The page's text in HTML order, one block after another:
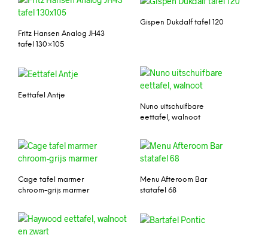
Fritz Hansen Analog JH43
tafel 130×105
Gispen Dukdalf tafel 120
Eettafel Antje
Nuno uitschuifbare
eettafel, walnoot
Cage tafel marmer
chroom-grijs marmer
Menu Afteroom Bar
statafel 68